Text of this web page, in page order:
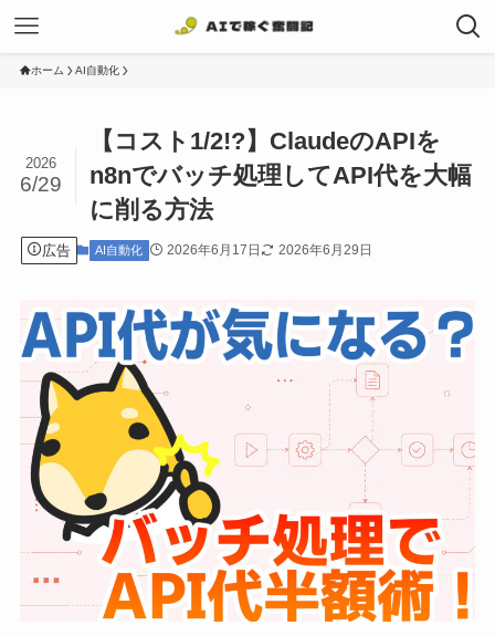
ホーム AI自動化
【コスト1/2!?】ClaudeのAPIを
n8nでバッチ処理してAPI代を大幅
に削る方法
2026
6/29
広告 AI自動化 2026年6月17日 2026年6月29日